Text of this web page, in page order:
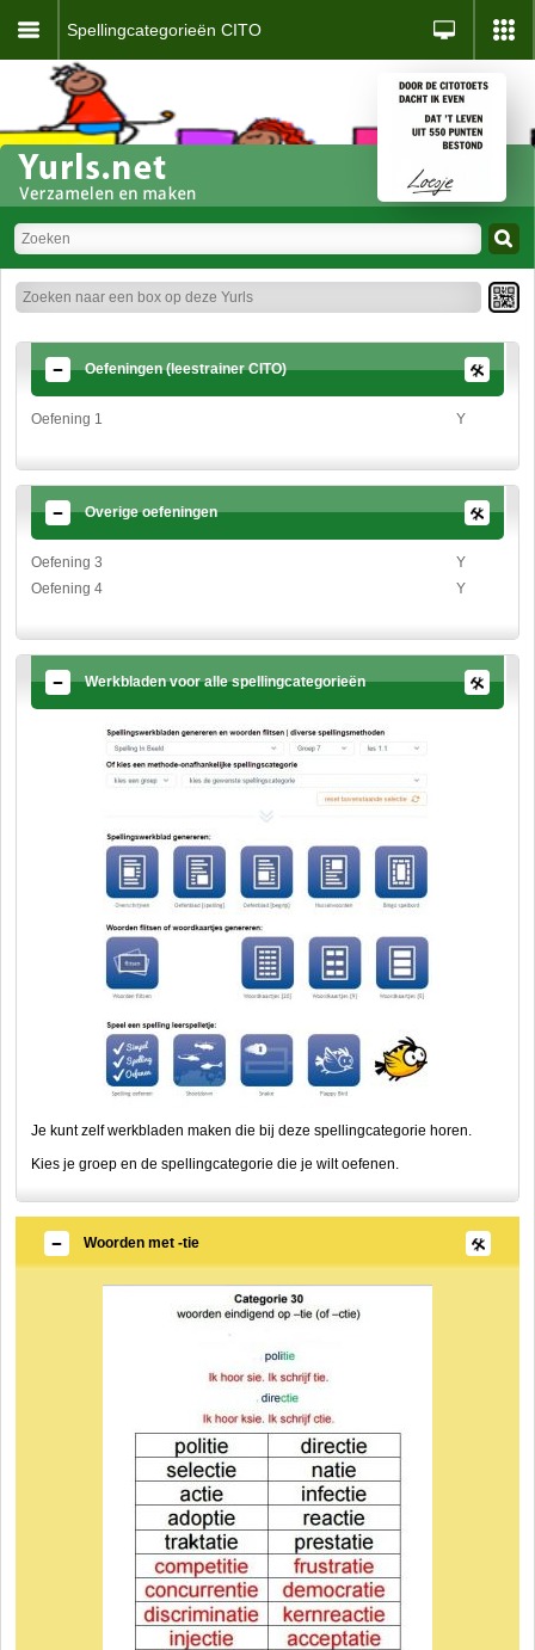
Spellingcategorieën CITO
Oefeningen (leestrainer CITO)
Oefening 1 Y
Overige oefeningen
Oefening 3
Y
Oefening 4
Y
Werkbladen voor alle spellingcategorieën
Je kunt zelf werkbladen maken die bij deze spellingcategorie horen.
Kies je groep en de spellingcategorie die je wilt oefenen.
Woorden met -tie